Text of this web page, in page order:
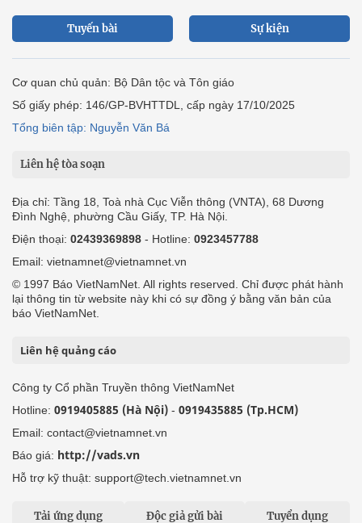
Tuyến bài Sự kiện
Cơ quan chủ quản: Bộ Dân tộc và Tôn giáo
Số giấy phép: 146/GP-BVHTTDL, cấp ngày 17/10/2025
Tổng biên tập: Nguyễn Văn Bá
Liên hệ tòa soạn
Địa chỉ: Tầng 18, Toà nhà Cục Viễn thông (VNTA), 68 Dương
Đình Nghệ, phường Cầu Giấy, TP. Hà Nội.
Điện thoại: 02439369898 - Hotline: 0923457788
Email: vietnamnet@vietnamnet.vn
© 1997 Báo VietNamNet. All rights reserved. Chỉ được phát hành
lại thông tin từ website này khi có sự đồng ý bằng văn bản của
báo VietNamNet.
Liên hệ quảng cáo
Công ty Cổ phần Truyền thông VietNamNet
Hotline: 0919405885 (Hà Nội) - 0919435885 (Tp.HCM)
Email: contact@vietnamnet.vn
Báo giá: http://vads.vn
Hỗ trợ kỹ thuật: support@tech.vietnamnet.vn
Tải ứng dụng Độc giả gửi bài Tuyển dụng